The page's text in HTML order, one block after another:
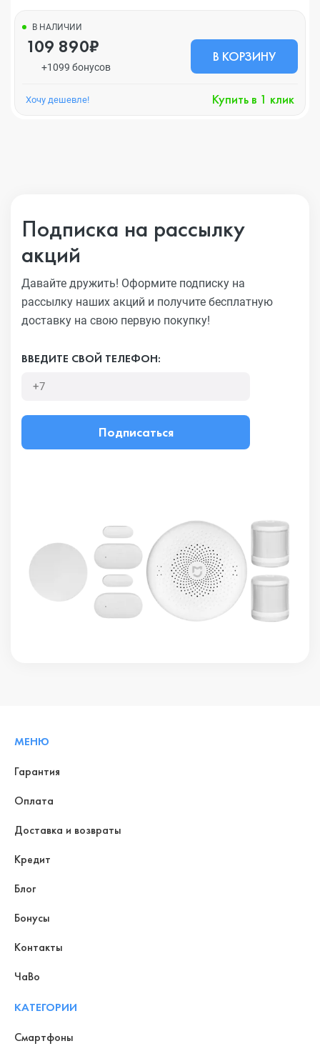
В НАЛИЧИИ
109 890₽
+1099 бонусов
В КОРЗИНУ
Хочу дешевле! Купить в 1 клик
Подписка на рассылку
акций
Давайте дружить! Оформите подписку на
рассылку наших акций и получите бесплатную
доставку на свою первую покупку!
ВВЕДИТЕ СВОЙ ТЕЛЕФОН:
Подписаться
МЕНЮ
Гарантия
Оплата
Доставка и возвраты
Кредит
Блог
Бонусы
Контакты
ЧаВо
КАТЕГОРИИ
Смартфоны